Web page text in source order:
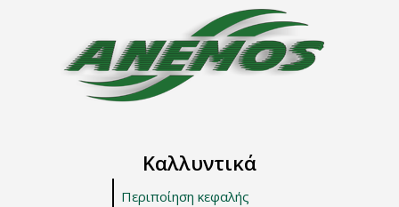
Καλλυντικά
Περιποίηση κεφαλής